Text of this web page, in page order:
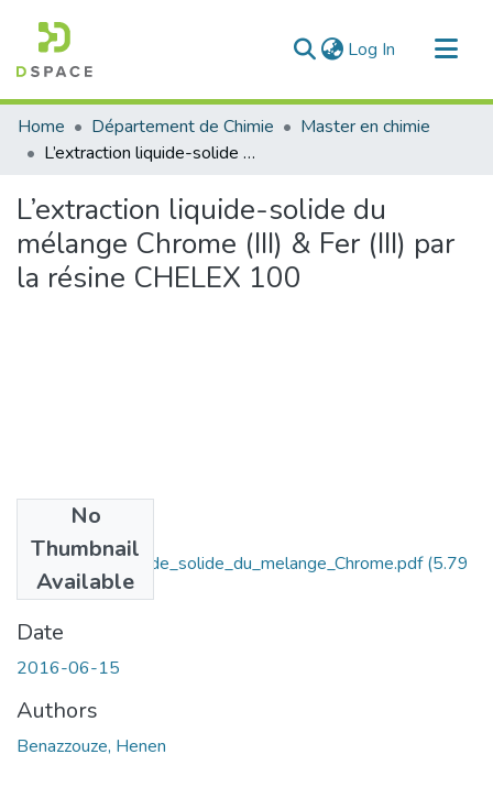
Log In (current)
Communities & Collections
All of DSpace
Home Département de Chimie
Master en chimie
L’extraction liquide-solide du mélange Chrome (III) & Fer (III) par la résine CHELEX 100
L’extraction liquide-solide du
mélange Chrome (III) & Fer (III) par
la résine CHELEX 100
No
Thumbnail
Available
L_extraction_liquide_solide_du_melange_Chrome.pdf(5.79
MB)
Date
2016-06-15
Authors
Benazzouze, Henen